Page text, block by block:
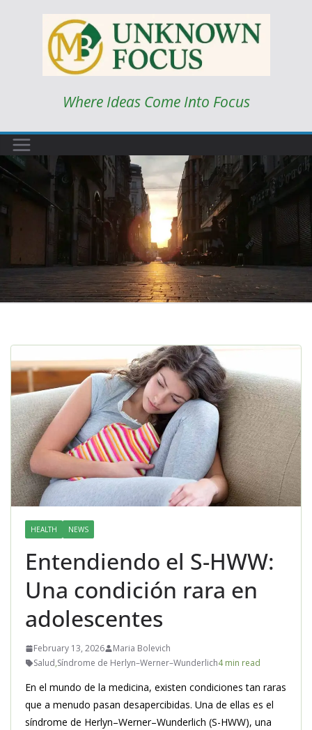
Where Ideas Come Into Focus
HEALTH NEWS
Entendiendo el S-HWW:
Una condición rara en
adolescentes
February 13, 2026
Maria Bolevich
Salud,Síndrome de Herlyn–Werner–Wunderlich4 min read
En el mundo de la medicina, existen condiciones tan raras
que a menudo pasan desapercibidas. Una de ellas es el
síndrome de Herlyn–Werner–Wunderlich (S-HWW), una